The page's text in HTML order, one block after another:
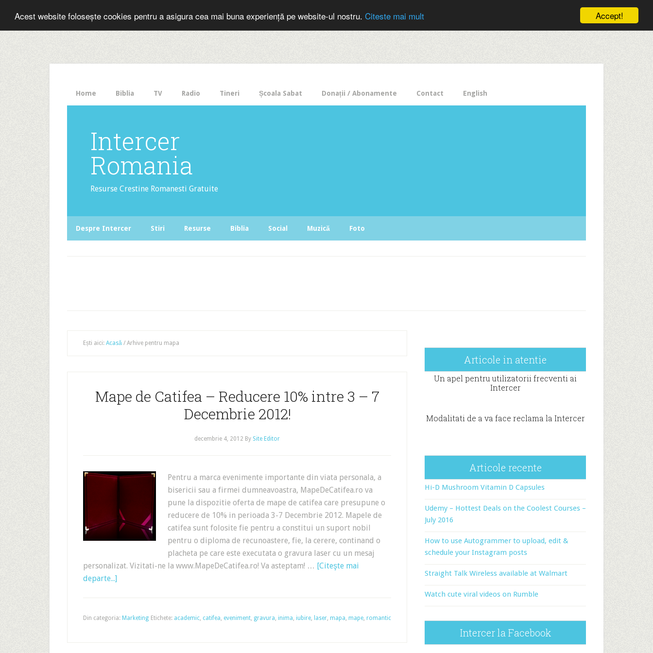
Accept!
Acest website folosește cookies pentru a asigura cea mai buna experiență pe website-ul nostru. Citeste mai mult
The
HelloBar
- a
little
bar
that
gets
noticed!
Home Biblia TV Radio Tineri Școala Sabat Donații / Abonamente Contact English
Intercer
Romania
Resurse Crestine Romanesti Gratuite
Despre Intercer Stiri Resurse Biblia Social Muzică Foto
Ești aici: Acasă / Arhive pentru mapa
Mape de Catifea – Reducere 10% intre 3 – 7
Decembrie 2012!
decembrie 4, 2012 By Site Editor
Pentru a marca evenimente importante din viata personala, a
bisericii sau a firmei dumneavoastra, MapeDeCatifea.ro va
pune la dispozitie oferta de mape de catifea care presupune o
reducere de 10% in perioada 3-7 Decembrie 2012. Mapele de
catifea sunt folosite fie pentru a constitui un suport nobil
pentru o diploma de recunoastere, fie, la cerere, continand o
placheta pe care este executata o gravura laser cu un mesaj
personalizat. Vizitati-ne la www.MapeDeCatifea.ro! Va asteptam! … [Citeşte mai
departe...]
Din categoria: Marketing Etichete: academic, catifea, eveniment, gravura, inima, iubire, laser, mapa, mape, romantic
Articole in atentie
Un apel pentru utilizatorii frecventi ai
Intercer
Modalitati de a va face reclama la Intercer
Articole recente
Hi-D Mushroom Vitamin D Capsules
Udemy – Hottest Deals on the Coolest Courses –
July 2016
How to use Autogrammer to upload, edit &
schedule your Instagram posts
Straight Talk Wireless available at Walmart
Watch cute viral videos on Rumble
Intercer la Facebook